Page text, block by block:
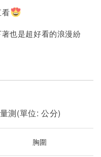
加入購物車
也是超好看的浪漫紛
測(單位: 公分)
胸圍